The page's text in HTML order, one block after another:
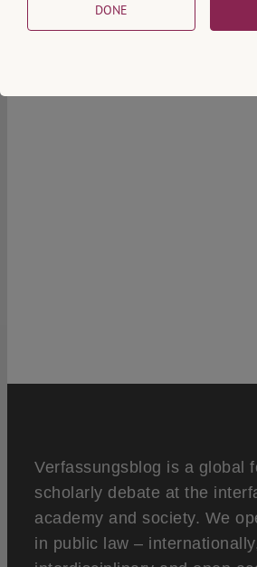
Verfassungsblog is a global
scholarly debate at the
academy and society. We
in public law –
DONE